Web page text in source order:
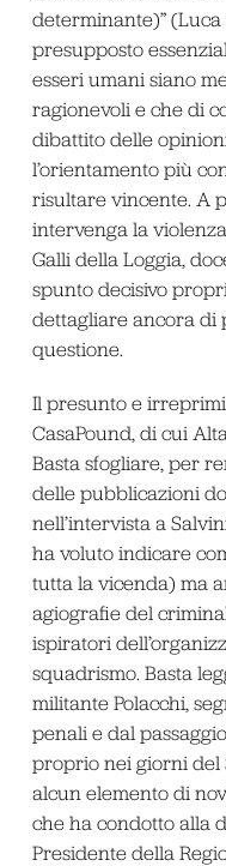
determinante)”
presupposto
esseri umani siano
ragionevoli e che di
dibattito delle
l’orientamento più
risultare vincente. A
intervenga la
Galli della Loggia,
spunto decisivo
dettagliare ancora di
questione.
Il presunto e
CasaPound, di cui
Basta sfogliare, per
delle pubblicazioni
nell’intervista a
ha voluto indicare
tutta la vicenda) ma
agiografie del
ispiratori
squadrismo. Basta
militante Polacchi,
penali e dal
proprio nei giorni del
alcun elemento di
che ha condotto alla
Presidente della